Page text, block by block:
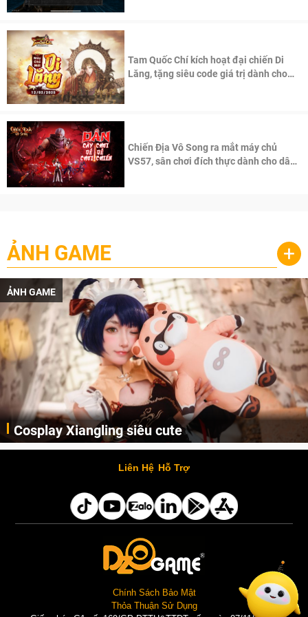
Tam Quốc Chí kích hoạt đại chiến Di
Lăng, tặng siêu code giá trị dành cho
Chiến Địa Vô Song ra mắt máy chủ
VS57, sân chơi đích thực dành cho dân
ẢNH GAME +
ẢNH GAME
Cosplay Xiangling siêu cute
Cùng thưởng thức những hình ảnh cosplay Xiangling trong Genshin Impact siêu dễ thương của người dùng Weibo "阿包也是兔娘"
Liên Hệ Hỗ Trợ
Chính Sách Bảo Mật
Thỏa Thuận Sử Dụng